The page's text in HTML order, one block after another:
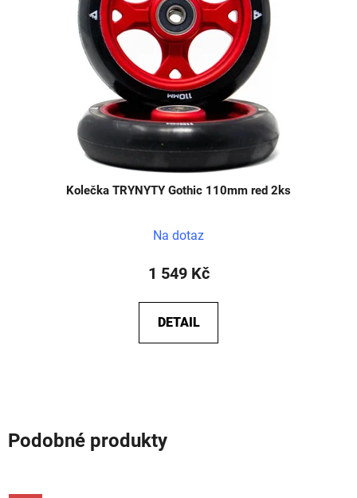
Kolečka TRYNYTY Gothic 110mm red 2ks
Na dotaz
1 549 Kč
DETAIL
Podobné produkty